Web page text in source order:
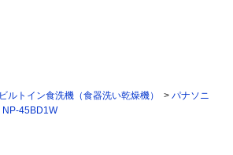
ビルトイン食洗機（食器洗い乾燥機）
パナソニ
NP-45BD1W